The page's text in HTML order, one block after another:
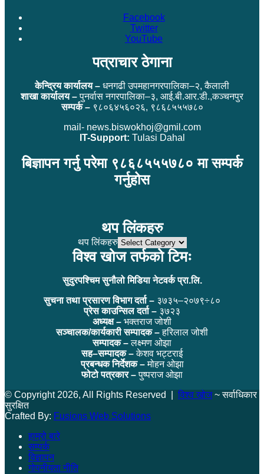
Facebook
Twitter
YouTube
पत्राचार ठेगाना
केन्द्रिय कार्यालय – धनगढी उपमहानगरपालिका–२, कैलाली
शाखा कार्यालय –पुनर्वास नगरपालिका–३, आई.बी.आर.डी.,कञ्चनपुर
सम्पर्क –९८०६४५६०२६, ९८६८५५५७८०
mail- news.biswokhoj@gmil.com
IT-Support: Tulasi Dahal
बिज्ञापन गर्नु परेमा ९८६८५५५७८० मा सम्पर्क
गर्नुहोस
थप लिंकहरु
थप लिंकहरु
विश्व खोज तर्फको टिमः
सुदुरपश्चिम सुनौलो मिडिया नेटवर्क प्रा.लि.
सुचना तथा प्रसारण विभाग दर्ता – ३७३५–२०७९÷८०
प्रेस काउन्सिल दर्ता – ३७२३
अध्यक्ष – भक्तराज जोशी
सञ्चालक/कार्यकारी सम्पादक –हरिलाल जोशी
सम्पादक –लक्ष्मण ओझा
सह–सम्पादक –केशव भट्टराई
प्रबन्धक निर्देशक –मोहन ओझा
फोटो पत्रकार –पुष्पराज ओझा
© Copyright 2026, All Rights Reserved | विश्व खोज~ सर्वाधिकार
सुरक्षित
Crafted By: Fusions Web Solutions
हाम्रो बारे
सम्पर्क
विज्ञापन
गोपनीयता नीति